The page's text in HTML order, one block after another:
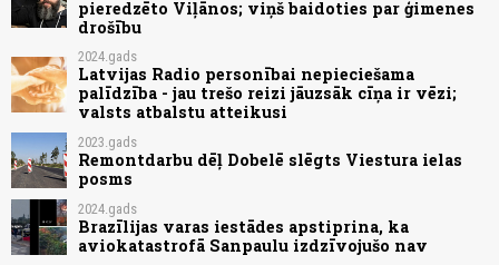
pieredzēto Viļānos; viņš baidoties par ģimenes
drošību
2024.gads
Latvijas Radio personībai nepieciešama
palīdzība - jau trešo reizi jāuzsāk cīņa ir vēzi;
valsts atbalstu atteikusi
2023.gads
Remontdarbu dēļ Dobelē slēgts Viestura ielas
posms
2024.gads
Brazīlijas varas iestādes apstiprina, ka
aviokatastrofā Sanpaulu izdzīvojušo nav